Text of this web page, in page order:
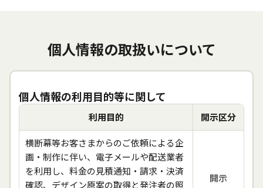
個人情報の取扱いについて
個人情報の利用目的等に関して
利用目的 開示区分
横断幕等お客さまからのご依頼による企
画・制作に伴い、電子メールや配送業者
を利用し、料金の見積通知・請求・決済
確認、デザイン原案の取得と発注者の照
開示